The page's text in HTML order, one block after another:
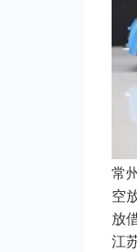
常
空
放
江